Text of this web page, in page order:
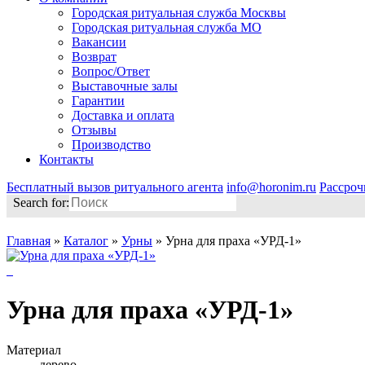
Городская ритуальная служба Москвы
Городская ритуальная служба МО
Вакансии
Возврат
Вопрос/Ответ
Выставочные залы
Гарантии
Доставка и оплата
Отзывы
Производство
Контакты
Бесплатный вызов ритуального агента info@horonim.ru
Search for:
Главная » Каталог » Урны » Урна для праха «УРД-1»
Урна для праха «УРД-1»
Материал